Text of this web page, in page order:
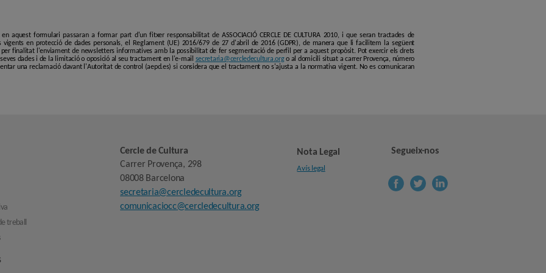
aquest formulari passaran a formar part d'un fitxer responsabilitat de ASSOCIACIÓ CERCLE DE CULTURA 2010, i que seran tractades de
en protecció de dades personals, el Reglament (UE) 2016/679 de 27 d'abril de 2016 (GDPR), de manera que li facilitem la següent
finalitat l'enviament de newsletters informatives amb la possibilitat de fer segmentació de perfil per a aquest propòsit. Pot exercir els drets
dades i de la limitació o oposició al seu tractament en l'e-mail secretaria@cercledecultura.orgo al domicili situat a carrer Provença, número
una reclamació davant l'Autoritat de control (aepd.es) si considera que el tractament no s'ajusta a la normativa vigent. No es comunicaran
treball
Cercle de Cultura
Carrer Provença, 298
08008 Barcelona
secretaria@cercledecultura.org
comunicaciocc@cercledecultura.org
Nota Legal
Avís legal
Segueix-nos